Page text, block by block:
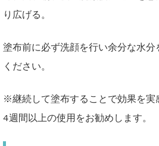
り広げる。
塗布前に必ず洗顔を行い余分な水分
ください。
※継続して塗布することで効果を実
4週間以上の使用をお勧めします。